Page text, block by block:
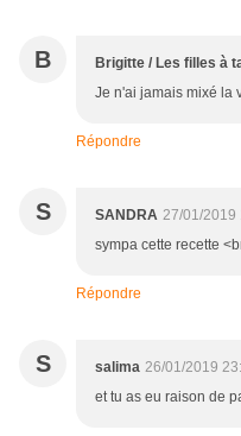
B Brigitte / Les filles à
Je n'ai jamais mixé la
Répondre
S SANDRA 27/01/2019
sympa cette recette
Répondre
S salima 26/01/2019
et tu as eu raison de